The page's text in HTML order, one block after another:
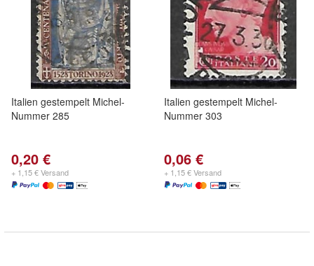
Italien gestempelt Michel-
Nummer 285
0,20 €
+ 1,15 € Versand
Italien gestempelt Michel-
Nummer 303
0,06 €
+ 1,15 € Versand